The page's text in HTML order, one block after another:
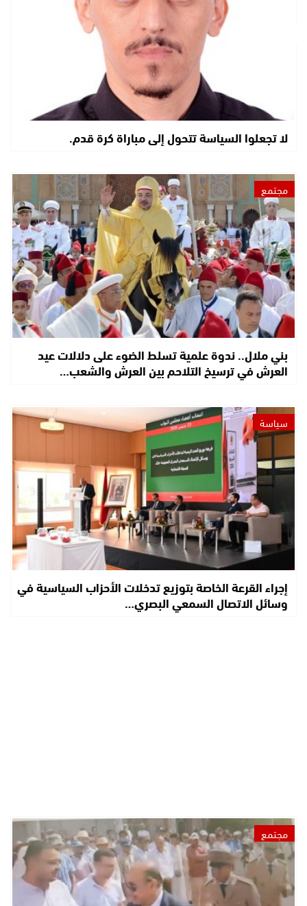
لا تجعلوا السياسة تتحول إلى مباراة كرة قدم.
مجتمع
بني ملال.. ندوة علمية تسلط الضوء على دلالات عيد
العرش في ترسيخ التلاحم بين العرش والشعب…
سياسة
إجراء القرعة الخاصة بتوزيع تدخلات الأحزاب السياسية في
وسائل الاتصال السمعي البصري…
مجتمع